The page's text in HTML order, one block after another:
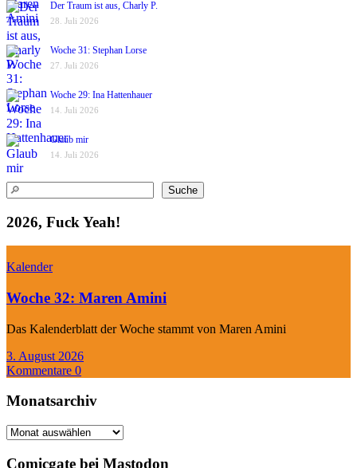
Der Traum ist aus, Charly P.
28. Juli 2026
Woche 31: Stephan Lorse
27. Juli 2026
Woche 29: Ina Hattenhauer
14. Juli 2026
Glaub mir
14. Juli 2026
Suchen Suche
2026, Fuck Yeah!
Kalender
Woche 32: Maren Amini
Das Kalenderblatt der Woche stammt von Maren Amini
3. August 2026
Kommentare 0
Monatsarchiv
Monatsarchiv
Comicgate bei Mastodon